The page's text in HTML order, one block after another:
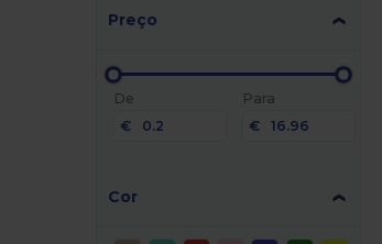
Preço
De
€
Para
€
Cor